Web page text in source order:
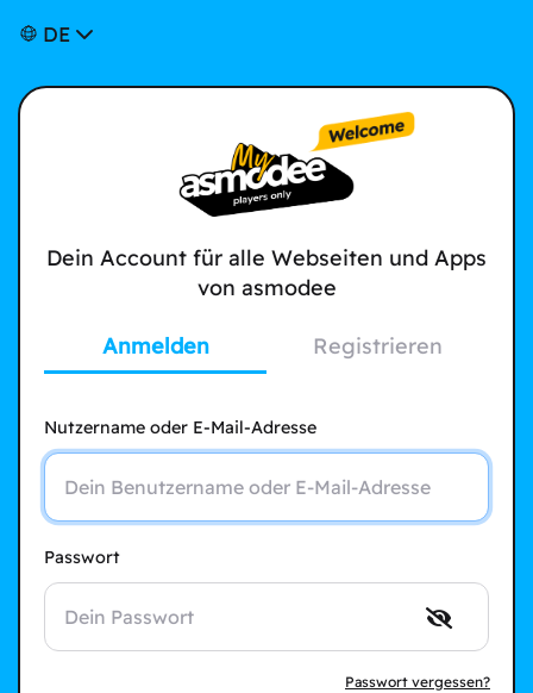
DE
Dein Account für alle Webseiten und Apps
von asmodee
Anmelden Registrieren
Nutzername oder E-Mail-Adresse
Passwort
Passwort vergessen?